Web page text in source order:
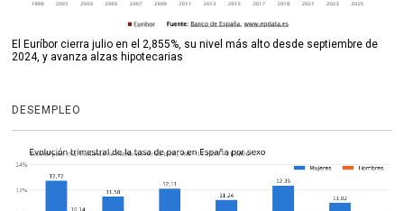
El Euríbor cierra julio en el 2,855%, su nivel más alto desde septiembre de
2024, y avanza alzas hipotecarias
DESEMPLEO